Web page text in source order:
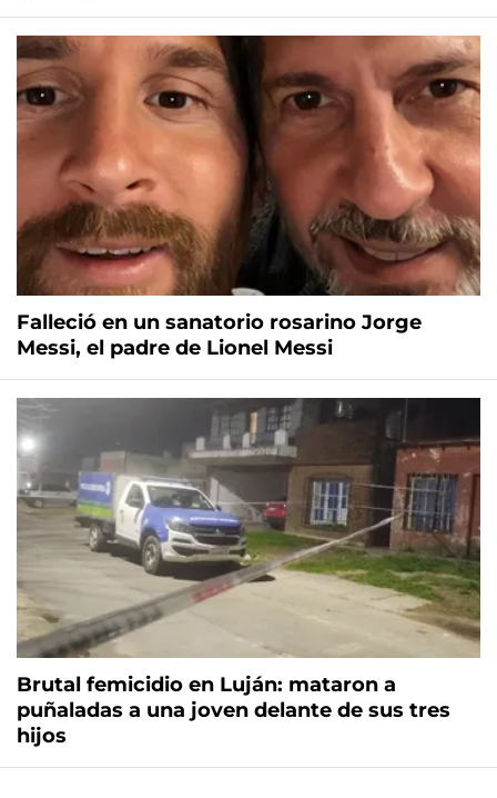
Falleció en un sanatorio rosarino Jorge
Messi, el padre de Lionel Messi
Brutal femicidio en Luján: mataron a
puñaladas a una joven delante de sus tres
hijos